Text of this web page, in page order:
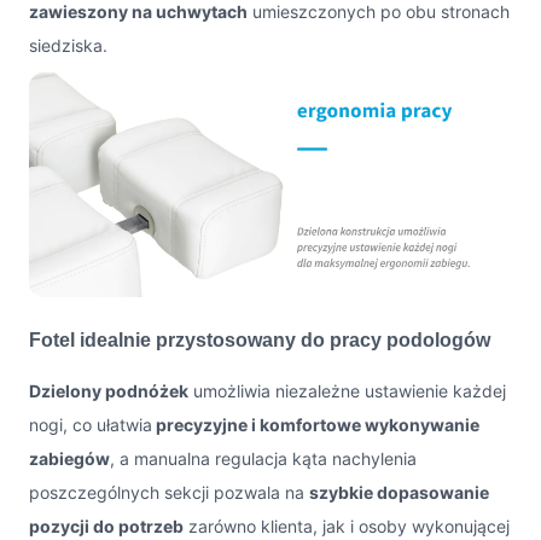
zawieszony na uchwytach umieszczonych po obu stronach
siedziska.
Fotel idealnie przystosowany do pracy podologów
Dzielony podnóżek umożliwia niezależne ustawienie każdej
nogi, co ułatwia precyzyjne i komfortowe wykonywanie
zabiegów, a manualna regulacja kąta nachylenia
poszczególnych sekcji pozwala na szybkie dopasowanie
pozycji do potrzeb zarówno klienta, jak i osoby wykonującej